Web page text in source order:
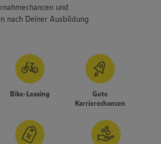
und
nach Deiner Ausbildung
Bike-Leasing
Gute
Karrierechancen